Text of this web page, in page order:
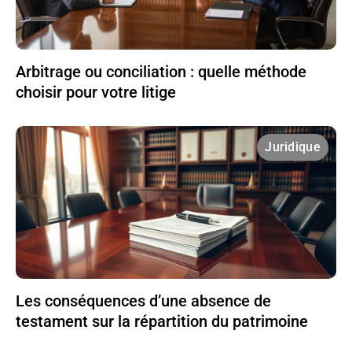
Arbitrage ou conciliation : quelle méthode
choisir pour votre litige
Juridique
Les conséquences d’une absence de
testament sur la répartition du patrimoine